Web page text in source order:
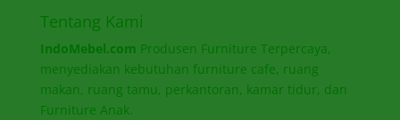
Tentang Kami
IndoMebel.com Produsen Furniture Terpercaya,
menyediakan kebutuhan furniture cafe, ruang
makan, ruang tamu, perkantoran, kamar tidur, dan
Furniture Anak.